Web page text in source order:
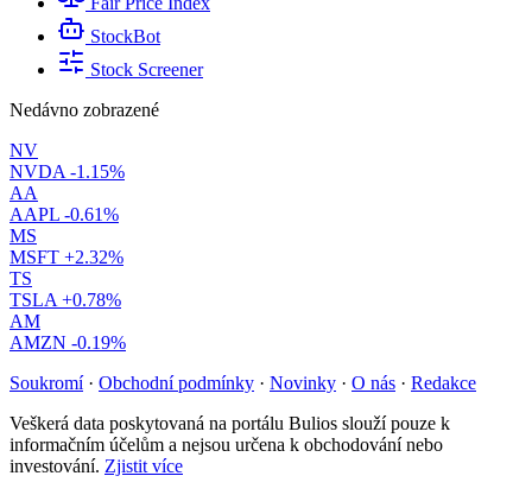
StockBot
Stock Screener
Nedávno zobrazené
NV
NVDA -1.15%
AA
AAPL -0.61%
MS
MSFT +2.32%
TS
TSLA +0.78%
AM
AMZN -0.19%
Soukromí · Obchodní podmínky · Novinky · O nás · Redakce
Veškerá data poskytovaná na portálu Bulios slouží pouze k
informačním účelům a nejsou určena k obchodování nebo
investování. Zjistit více